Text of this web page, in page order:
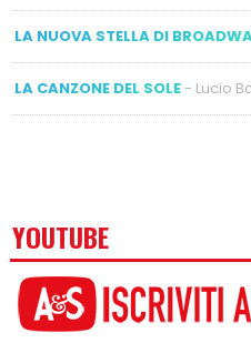
LA NUOVA STELLA DI
LA CANZONE DEL SOLE- Lucio
YOUTUBE